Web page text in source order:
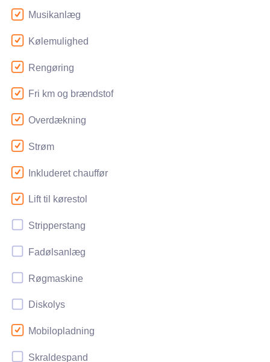
Vores chauffør elsker højt musik, og fulde unge glade
Musikanlæg
Kølemulighed
Rengøring
Fri km og brændstof
Overdækning
Strøm
Inkluderet chauffør
Lift til kørestol
Stripperstang
Fadølsanlæg
Røgmaskine
Diskolys
Mobilopladning
Skraldespand